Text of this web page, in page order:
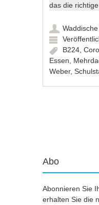
das die
B224 ,
Essen
Weber,
Abo
Abonnieren Sie
erhalten Sie die